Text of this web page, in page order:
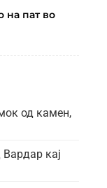
на пат во
од камен,
Вардар кај